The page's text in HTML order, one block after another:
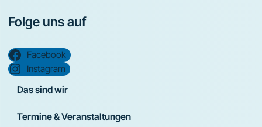
Folge uns auf
Facebook
Instagram
Das sind wir
Termine & Veranstaltungen